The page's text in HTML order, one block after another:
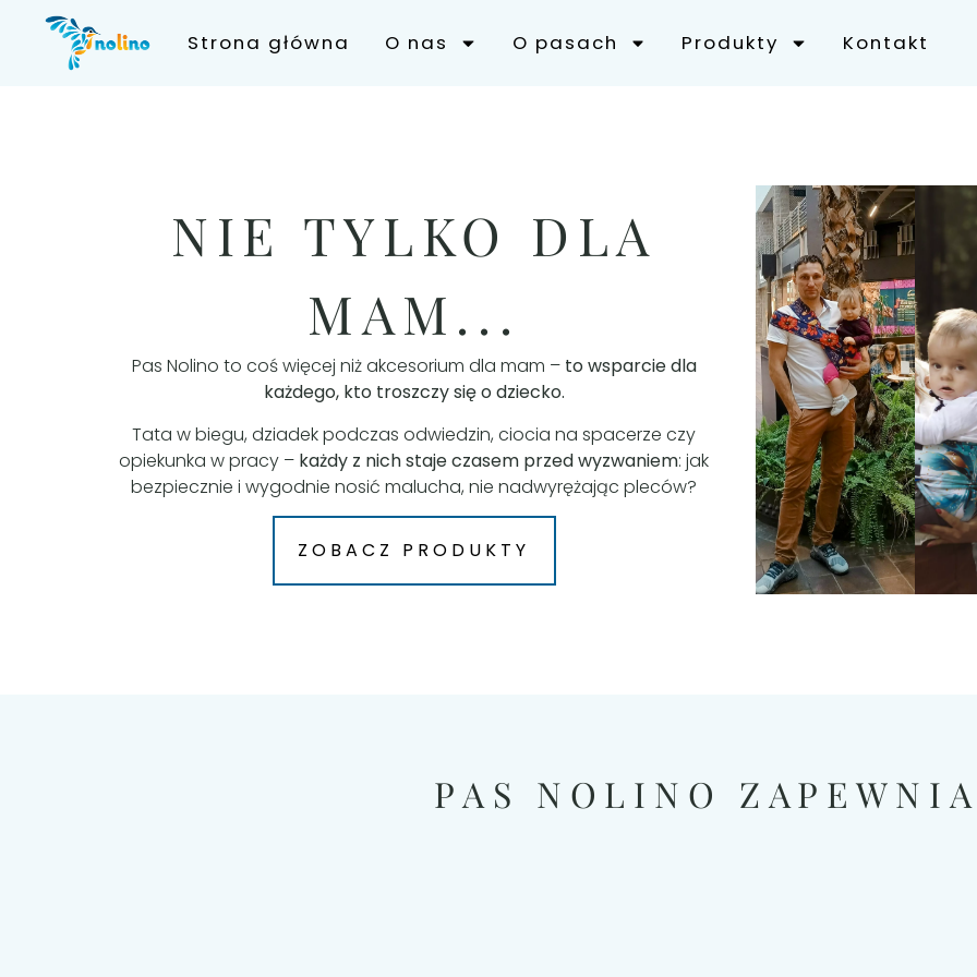
Strona główna O nas O pasach Produkty Kontakt
NIE TYLKO DLA
MAM...
Pas Nolino to coś więcej niż akcesorium dla mam – to wsparcie dla
każdego, kto troszczy się o dziecko.
Tata w biegu, dziadek podczas odwiedzin, ciocia na spacerze czy
opiekunka w pracy – każdy z nich staje czasem przed wyzwaniem: jak
bezpiecznie i wygodnie nosić malucha, nie nadwyrężając pleców?
ZOBACZ PRODUKTY
DLA
OJCÓW
PAS NOLINO